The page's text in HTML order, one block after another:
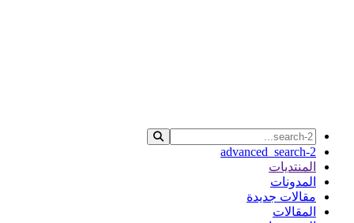
advanced_search-2
المنتديات
المدونات
مقالات جديدة
المقالات